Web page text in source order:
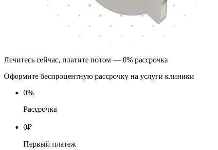
Лечитесь сейчас, платите потом — 0% рассрочка
Оформите беспроцентную рассрочку на услуги клиники
0%
Рассрочка
0₽
Первый платеж